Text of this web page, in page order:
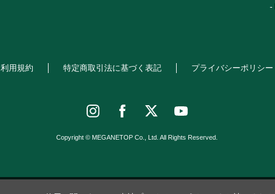
利用規約 特定商取引法に基づく表記 プライバシーポリシー
Copyright © MEGANETOP Co., Ltd. All Rights Reserved.